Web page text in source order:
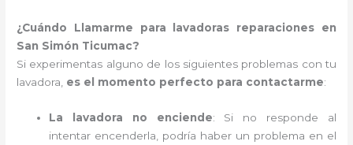
¿Cuándo Llamarme para lavadoras reparaciones en
San Simón Ticumac?
Si experimentas alguno de los siguientes problemas con tu
lavadora, es el momento perfecto para contactarme:
La lavadora no enciende: Si no responde al
intentar encenderla, podría haber un problema en el